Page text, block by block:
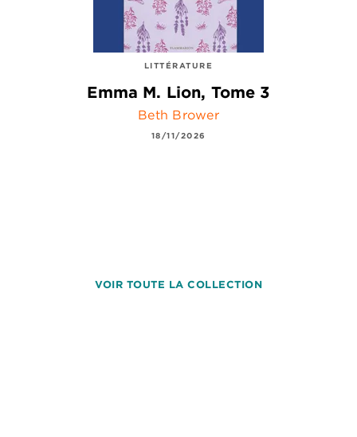
LITTÉRATURE
Emma M. Lion, Tome 3
Beth Brower
18/11/2026
VOIR TOUTE LA COLLECTION